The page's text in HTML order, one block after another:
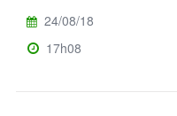
24/08/18
17h08